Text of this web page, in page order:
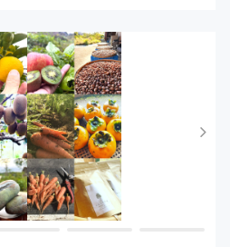
る場合もございますので、よく
理して下さい。
す)
エムグラ、スイバ、ヒメジョオ
草2種類をセレクトします）
方(例)】